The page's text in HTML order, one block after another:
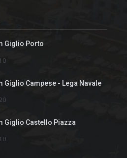
Giglio Porto
Giglio Campese - Lega Navale
Giglio Castello Piazza